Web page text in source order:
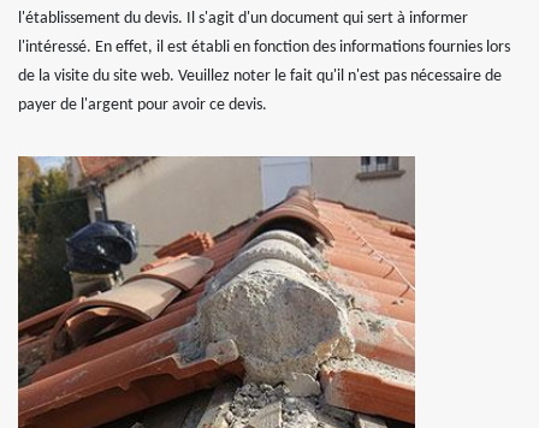
l'établissement du devis. Il s'agit d'un document qui sert à informer
l'intéressé. En effet, il est établi en fonction des informations fournies lors
de la visite du site web. Veuillez noter le fait qu'il n'est pas nécessaire de
payer de l'argent pour avoir ce devis.